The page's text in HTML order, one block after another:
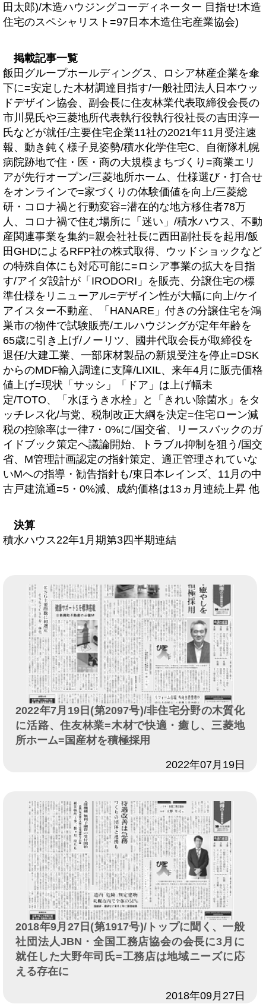
田太郎)/木造ハウジングコーディネーター 目指せ!木造
住宅のスペシャリスト=97日本木造住宅産業協会)
掲載記事一覧
飯田グループホールディングス、ロシア林産企業を傘
下に=安定した木材調達目指す/一般社団法人日本ウッ
ドデザイン協会、副会長に住友林業代表取締役会長の
市川晃氏や三菱地所代表執行役執行役社長の吉田淳一
氏などが就任/主要住宅企業11社の2021年11月受注速
報、動き鈍く様子見姿勢/積水化学住宅C、自衛隊札幌
病院跡地で住・医・商の大規模まちづくり=商業エリ
アが先行オープン/三菱地所ホーム、仕様選び・打合せ
をオンラインで=家づくりの体験価値を向上/三菱総
研・コロナ禍と行動変容=潜在的な地方移住者78万
人、コロナ禍で住む場所に「迷い」/積水ハウス、不動
産関連事業を集約=親会社社長に西田副社長を起用/飯
田GHDによるRFP社の株式取得、ウッドショックなど
の特殊自体にも対応可能に=ロシア事業の拡大を目指
す/アイダ設計が「IRODORI」を販売、分譲住宅の標
準仕様をリニューアル=デザイン性が大幅に向上/ケイ
アイスター不動産、「HANARE」付きの分譲住宅を鴻
巣市の物件で試験販売/エルハウジングが定年年齢を
65歳に引き上げ/ノーリツ、國井代取会長が取締役を
退任/大建工業、一部床材製品の新規受注を停止=DSK
からのMDF輸入調達に支障/LIXIL、来年4月に販売価格
値上げ=現状「サッシ」「ドア」は上げ幅未
定/TOTO、「水ほうき水栓」と「きれい除菌水」をタ
ッチレス化/与党、税制改正大綱を決定=住宅ローン減
税の控除率は一律7・0%に/国交省、リースバックのガ
イドブック策定へ議論開始、トラブル抑制を狙う/国交
省、M管理計画認定の指針策定、適正管理されていな
いMへの指導・勧告指針も/東日本レインズ、11月の中
古戸建流通=5・0%減、成約価格は13ヵ月連続上昇 他
決算
積水ハウス22年1月期第3四半期連結
2022年7月19日(第2097号)/非住宅分野の木質化
に活路、住友林業=木材で快適・癒し、三菱地
所ホーム=国産材を積極採用
2022年07月19日
2018年9月27日(第1917号)/トップに聞く、一般
社団法人JBN・全国工務店協会の会長に3月に
就任した大野年司氏=工務店は地域ニーズに応
える存在に
2018年09月27日